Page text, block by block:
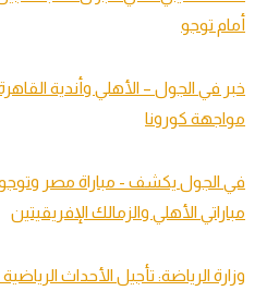
أمام توجو
خبر في الجول – الأهلي وأندية
مواجهة كورونا
في الجول يكشف - مباراة مصر
مباراتي الأهلي والزمالك الإفريقيتين
وزارة الرياضة: تأجيل الأحداث